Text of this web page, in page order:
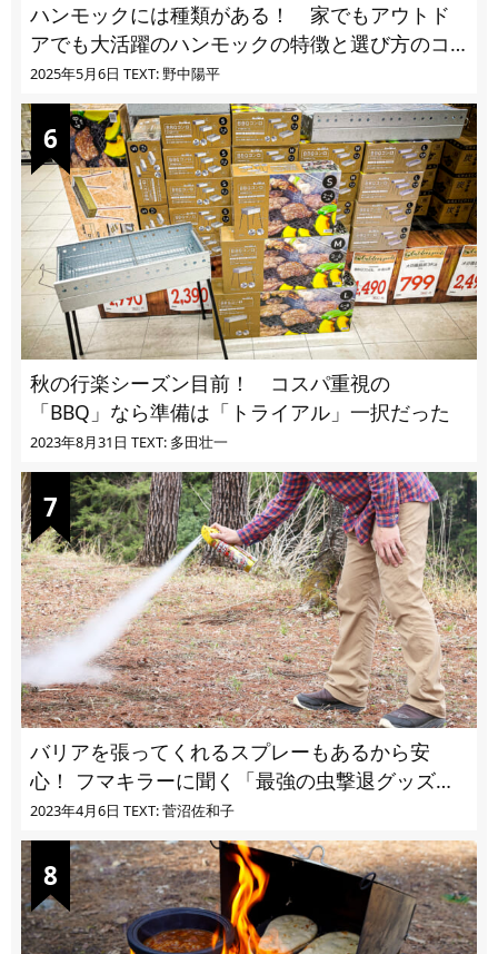
ハンモックには種類がある！ 家でもアウトド
アでも大活躍のハンモックの特徴と選び方のコ
ツとは
2025年5月6日 TEXT: 野中陽平
秋の行楽シーズン目前！ コスパ重視の
「BBQ」なら準備は「トライアル」一択だった
2023年8月31日 TEXT: 多田壮一
バリアを張ってくれるスプレーもあるから安
心！ フマキラーに聞く「最強の虫撃退グッズ
vol.4」【キャンプサイトで使う虫よけ】
2023年4月6日 TEXT: 菅沼佐和子